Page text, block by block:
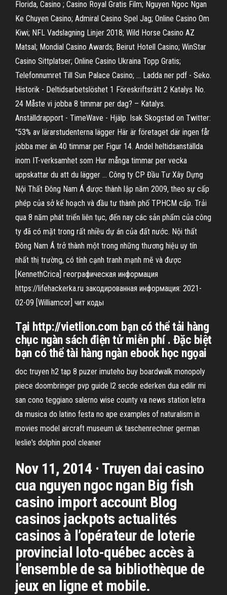
Florida, Casino ; Casino Royal Gratis Film; Nguyen Ngoc Ngan
Ke Chuyen Casino; Admiral Casino Spel Jag; Online Casino Om
Kiwi; NFL Vadslagning Linjer 2018; Wild Horse Casino AZ
Matsal; Mondial Casino Awards; Beirut Hotell Casino; WinStar
Casino Sittplatser; Online Casino Ukraina Topp Gratis;
Telefonnumret Till Sun Palace Casino; … Ladda ner pdf - Seko.
Historik - Deltidsarbetslöshet 1 Föreskriftsrätt 2 Katalys No.
24 Måste vi jobba 8 timmar per dag? – Katalys.
Anställdrapport - TimeWave - Hjälp. Isak Skogstad on Twitter:
"53% av lärarstudenterna lägger Här är företaget där ingen får
jobba mer än 40 timmar per Figur 14. Andel heltidsanställda
inom IT-verksamhet som Hur många timmar per vecka
uppskattar du att du lägger … Công ty CP Đầu Tư Xây Dựng
Nội Thất Đông Nam Á được thành lập năm 2009, theo sự cấp
phép của sở kế hoạch và đầu tư thành phố TPHCM cấp. Trải
qua 8 năm phát triển liên tục, đến nay các sản phẩm của công
ty đã có mặt trong rất nhiều dự án của đất nước. Nội thất
Đông Nam Á trở thành một trong những thương hiệu uy tín
nhất thị trường, có tính cạnh tranh mạnh mẽ và được
[KennethCrica] географическая информация
https://lifehackerka.ru закодированная информация: 2021-
02-09 [Williamcor] чит коды
Tại http://vietlion.com bạn có thể tải hàng
chục ngàn sách điện tử miễn phí . Đặc biệt
bạn có thể tài hàng ngàn ebook học ngọai
doc truyen h2 tap 8 puzer imuteho buy boardwalk monopoly
piece doombringer pvp guide l2 secde ederken dua edilir mi
san cono teggiano salerno wise county va news station letra
da musica do latino festa no ape examples of naturalism in
movies model aircraft museum uk taschenrechner german
leslie's dolphin pool cleaner
Nov 11, 2014 · Truyen dai casino
cua nguyen ngoc ngan Big fish
casino import account Blog
casinos jackpots actualités
casinos à l’opérateur de loterie
provincial loto-québec accès à
l’ensemble de sa bibliothèque de
jeux en ligne et mobile.